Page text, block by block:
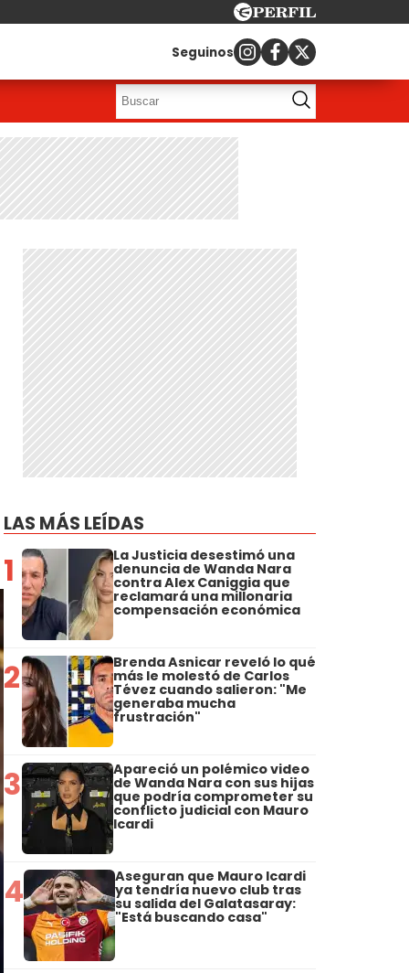
Seguinos
LAS MÁS LEÍDAS
1 La Justicia desestimó una
denuncia de Wanda Nara
contra Alex Caniggia que
reclamará una millonaria
compensación económica
2 Brenda Asnicar reveló lo qué
más le molestó de Carlos
Tévez cuando salieron: "Me
generaba mucha
frustración"
3 Apareció un polémico video
de Wanda Nara con sus hijas
que podría comprometer su
conflicto judicial con Mauro
Icardi
4 Aseguran que Mauro Icardi
ya tendría nuevo club tras
su salida del Galatasaray:
"Está buscando casa"